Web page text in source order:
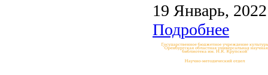
19 Январь, 2022
Подробнее